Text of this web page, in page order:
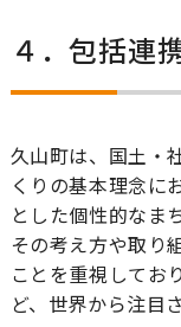
４．包括連
久山町は、国土・
くりの基本理念に
とした個性的なま
その考え方や取り
ことを重視してお
ど、世界から注目